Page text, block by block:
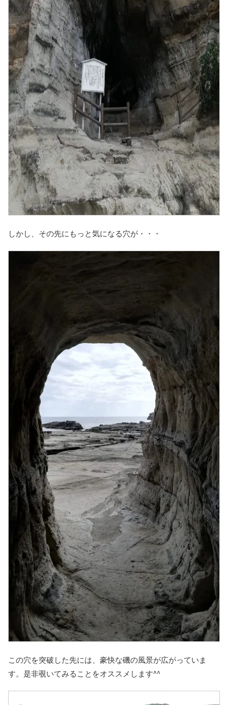
しかし、その先にもっと気になる穴が・・・
この穴を突破した先には、豪快な磯の風景が広がっていま
す。是非覗いてみることをオススメします^^